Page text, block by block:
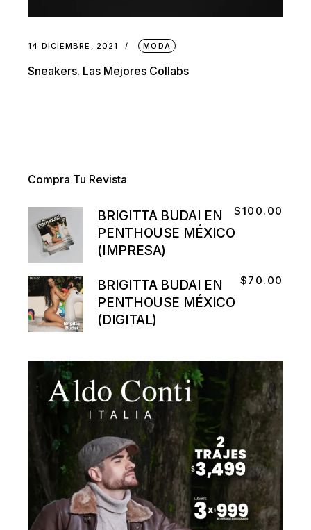
14 DICIEMBRE, 2021 MODA
Sneakers. Las Mejores Collabs
Compra Tu Revista
BRIGITTA BUDAI EN
PENTHOUSE MÉXICO
(IMPRESA)
$100.00
BRIGITTA BUDAI EN
PENTHOUSE MÉXICO
(DIGITAL)
$70.00